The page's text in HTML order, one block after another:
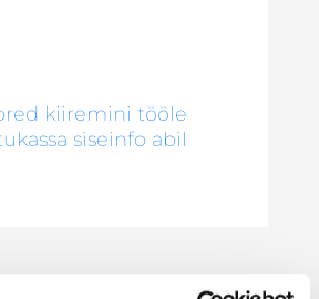
kiiremini tööle
siseinfo abil